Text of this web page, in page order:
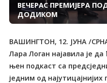
ВЕЧЕРАС ПРЕМИЈЕРА
ДОДИКОМ
ВАШИНГТОН, 12. ЈУНА /
Лара Логан најавила је
њен подкаст са
једним од